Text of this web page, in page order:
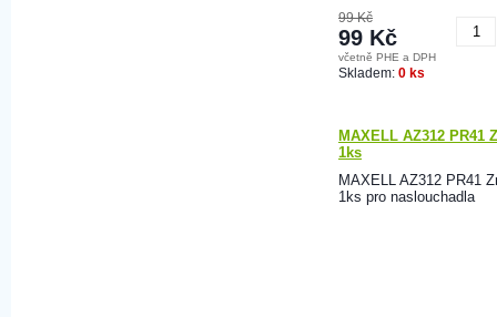
99 Kč
99 Kč
včetně PHE a DPH
Skladem: 0 ks
MAXELL AZ312 PR41
1ks
MAXELL AZ312 PR41
1ks pro naslouchadla